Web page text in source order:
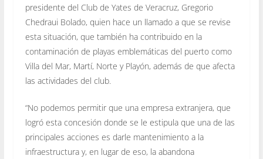
presidente del Club de Yates de Veracruz, Gregorio
Chedraui Bolado, quien hace un llamado a que se revise
esta situación, que también ha contribuido en la
contaminación de playas emblemáticas del puerto como
Villa del Mar, Martí, Norte y Playón, además de que afecta
las actividades del club.
“No podemos permitir que una empresa extranjera, que
logró esta concesión donde se le estipula que una de las
principales acciones es darle mantenimiento a la
infraestructura y, en lugar de eso, la abandona